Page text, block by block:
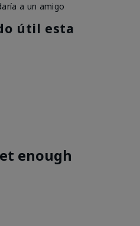
a un amigo
útil esta
enough